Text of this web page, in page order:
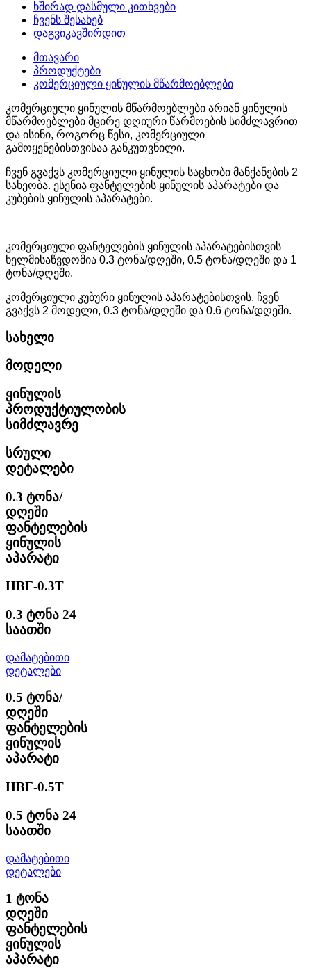
ხშირად დასმული კითხვები
ჩვენს შესახებ
დაგვიკავშირდით
მთავარი
პროდუქტები
კომერციული ყინულის მწარმოებლები
კომერციული ყინულის მწარმოებლები არიან ყინულის
მწარმოებლები მცირე დღიური წარმოების სიმძლავრით
და ისინი, როგორც წესი, კომერციული
გამოყენებისთვისაა განკუთვნილი.
ჩვენ გვაქვს კომერციული ყინულის საცხობი მანქანების 2
სახეობა. ესენია ფანტელების ყინულის აპარატები და
კუბების ყინულის აპარატები.
კომერციული ფანტელების ყინულის აპარატებისთვის
ხელმისაწვდომია 0.3 ტონა/დღეში, 0.5 ტონა/დღეში და 1
ტონა/დღეში.
კომერციული კუბური ყინულის აპარატებისთვის, ჩვენ
გვაქვს 2 მოდელი, 0.3 ტონა/დღეში და 0.6 ტონა/დღეში.
სახელი
მოდელი
ყინულის
პროდუქტიულობის
სიმძლავრე
სრული
დეტალები
0.3 ტონა/
დღეში
ფანტელების
ყინულის
აპარატი
HBF-0.3T
0.3 ტონა 24
საათში
დამატებითი
დეტალები
0.5 ტონა/
დღეში
ფანტელების
ყინულის
აპარატი
HBF-0.5T
0.5 ტონა 24
საათში
დამატებითი
დეტალები
1 ტონა
დღეში
ფანტელების
ყინულის
აპარატი